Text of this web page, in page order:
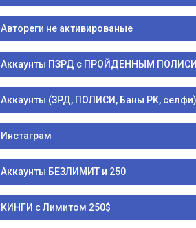
Автореги не активированые
Аккаунты ПЗРД с ПРОЙДЕННЫМ
Аккаунты (ЗРД, ПОЛИСИ, Баны РК, селфи)
Инстаграм
Аккаунты БЕЗЛИМИТ и 250
КИНГИ с Лимитом 250$